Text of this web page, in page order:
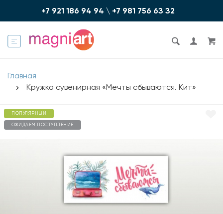
+7 921 186 94 94 \ +7 981 756 6З З2
Главная
Кружка сувенирная «Мечты сбываются. Кит»
ПОПУЛЯРНЫЙ
ОЖИДАЕМ ПОСТУПЛЕНИЕ